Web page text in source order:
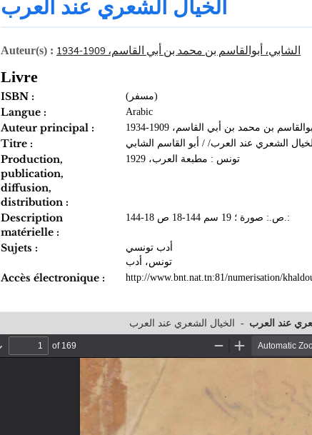
الخيال الشعري عند العرب
Auteur(s) : الشابي، أبوالقاسم بن محمد بن أبي القاسم، 1909-1934
Livre
ISBN : (مسفر)
Langue : Arabic
Auteur principal : بن محمد بن أبي القاسم، 1909-1934
Titre : الخيال الشعري عند العرب/ / أبو القاسم الشابي
Production,
publication,
diffusion,
distribution :
تونس : مطبعة العرب، 1929
Description
matérielle :
144-18 ص.: صورة ؛ 19 سم 144-18 ص.:
Sujets :
أدب تونسي
تونس، أدب
Accès électronique : http://www.bnt.nat.tn:81/numerisation/
الخيال الشعري عند العرب - عند العرب